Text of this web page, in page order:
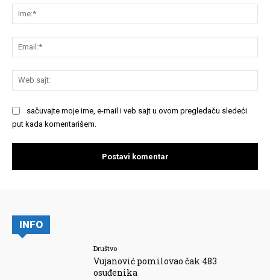
sačuvajte moje ime, e-mail i veb sajt u ovom pregledaču sledeći
put kada komentarišem.
INFO
Društvo
Vujanović pomilovao čak 483
osuđenika